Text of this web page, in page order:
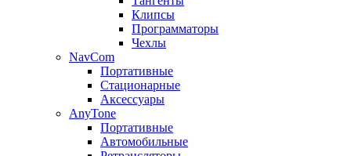
Клипсы
Программаторы
Чехлы
NavCom
Портативные
Стационарные
Аксессуары
AnyTone
Портативные
Автомобильные